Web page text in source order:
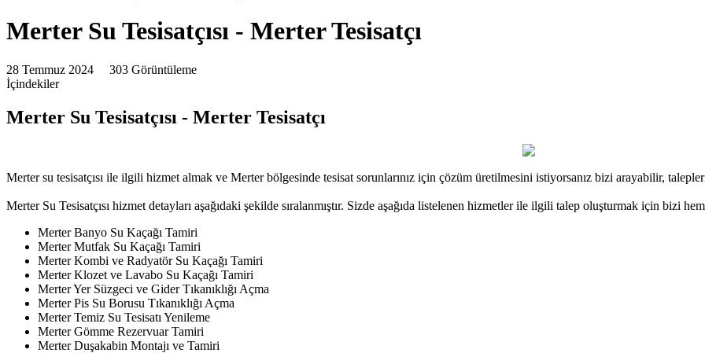
Merter Su Tesisatçısı - Merter Tesisatçı
28 Temmuz 2024 303 Görüntüleme
İçindekiler
Merter Su Tesisatçısı - Merter Tesisatçı
Merter su tesisatçısı ile ilgili hizmet almak ve Merter bölgesinde tesisat sorunlarınız için çözüm üretilmesini istiyorsanız bizi arayabilir,
Merter Su Tesisatçısı hizmet detayları aşağıdaki şekilde sıralanmıştır. Sizde aşağıda listelenen hizmetler ile ilgili talep oluşturmak için bizi
Merter Banyo Su Kaçağı Tamiri
Merter Mutfak Su Kaçağı Tamiri
Merter Kombi ve Radyatör Su Kaçağı Tamiri
Merter Klozet ve Lavabo Su Kaçağı Tamiri
Merter Yer Süzgeci ve Gider Tıkanıklığı Açma
Merter Pis Su Borusu Tıkanıklığı Açma
Merter Temiz Su Tesisatı Yenileme
Merter Gömme Rezervuar Tamiri
Merter Duşakabin Montajı ve Tamiri